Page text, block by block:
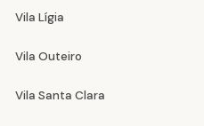
Vila Lígia
Vila Outeiro
Vila Santa Clara